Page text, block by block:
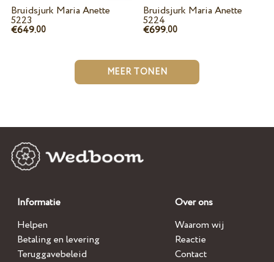
Bruidsjurk Maria Anette
5223
€649.00
Bruidsjurk Maria Anette
5224
€699.00
MEER TONEN
Informatie
Helpen
Betaling en levering
Teruggavebeleid
Over ons
Waarom wij
Reactie
Contact